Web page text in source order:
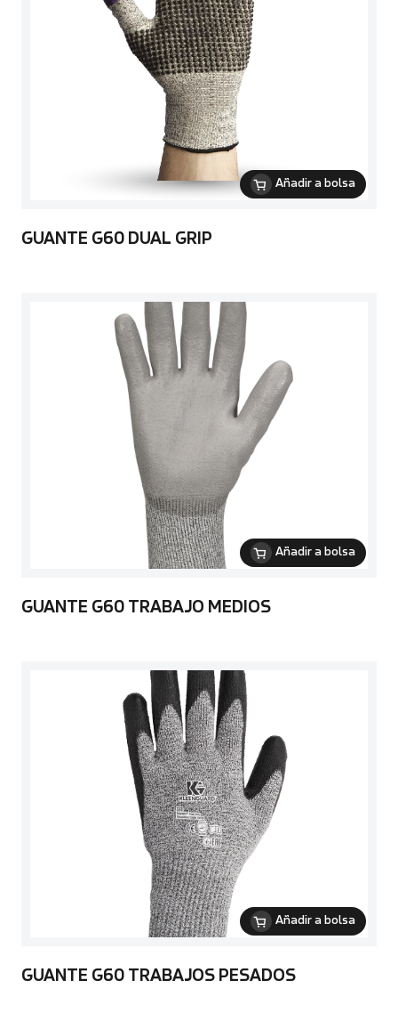
Añadir a bolsa
GUANTE G60 DUAL GRIP
Añadir a bolsa
GUANTE G60 TRABAJO MEDIOS
Añadir a bolsa
GUANTE G60 TRABAJOS PESADOS